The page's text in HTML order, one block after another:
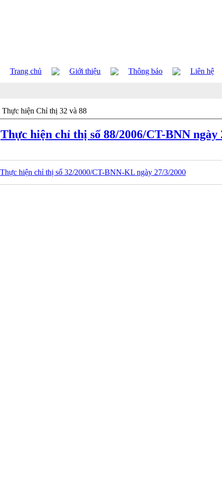
Trang chủ Giới thiệu Thông báo Liên hệ
Thực hiện Chỉ thị 32 và 88
Thực hiện chỉ thị số 88/2006/CT-BNN ngày
Thực hiện chỉ thị số 32/2000/CT-BNN-KL ngày 27/3/2000